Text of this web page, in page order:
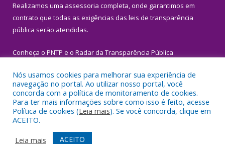
Realizamos uma assessoria completa, onde garantimos em
contrato que todas as exigências das leis de transparência
pública serão atendidas.
Conheça o PNTP e o Radar da Transparência Pública
Todos os direitos reservados a Prefeitura Municipal de Igarapé-
Miri.
Mapa do Site
Acessar Área Administrativa
Nós usamos cookies para melhorar sua experiência de
navegação no portal. Ao utilizar nosso portal, você
concorda com a política de monitoramento de cookies.
Para ter mais informações sobre como isso é feito, acesse
Política de cookies (Leia mais). Se você concorda, clique em
ACEITO.
Leia mais
ACEITO